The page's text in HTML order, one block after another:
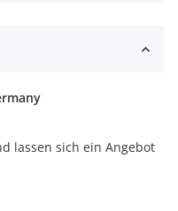
lassen sich ein Angebot